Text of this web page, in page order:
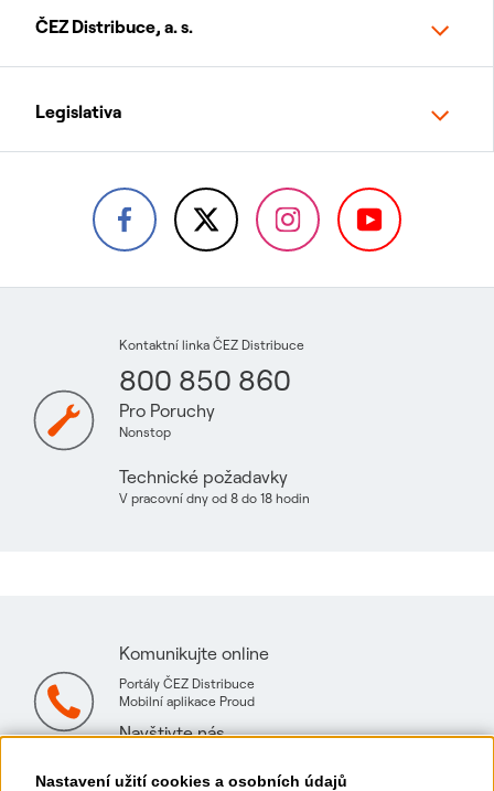
Nastavení užití cookies a osobních údajů
ČEZ Distribuce, a. s.
Legislativa
Kontaktní linka ČEZ Distribuce
800 850 860
Pro Poruchy
Nonstop
Technické požadavky
V pracovní dny od 8 do 18 hodin
Komunikujte online
Portály ČEZ Distribuce
Mobilní aplikace Proud
Navštivte nás